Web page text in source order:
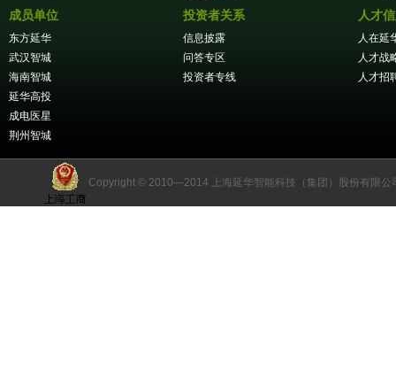
成员单位
东方延华
武汉智城
海南智城
延华高投
成电医星
荆州智城
投资者关系
信息披露
问答专区
投资者专线
人才
人在延
人才战
人才招
Copyright © 2010—2014 上海延华智能科技（集团）股份有限